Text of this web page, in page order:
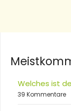
Welches ist
39 Kommentare